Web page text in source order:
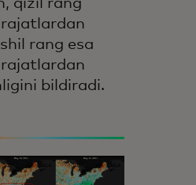
rang esa
bildiradi.